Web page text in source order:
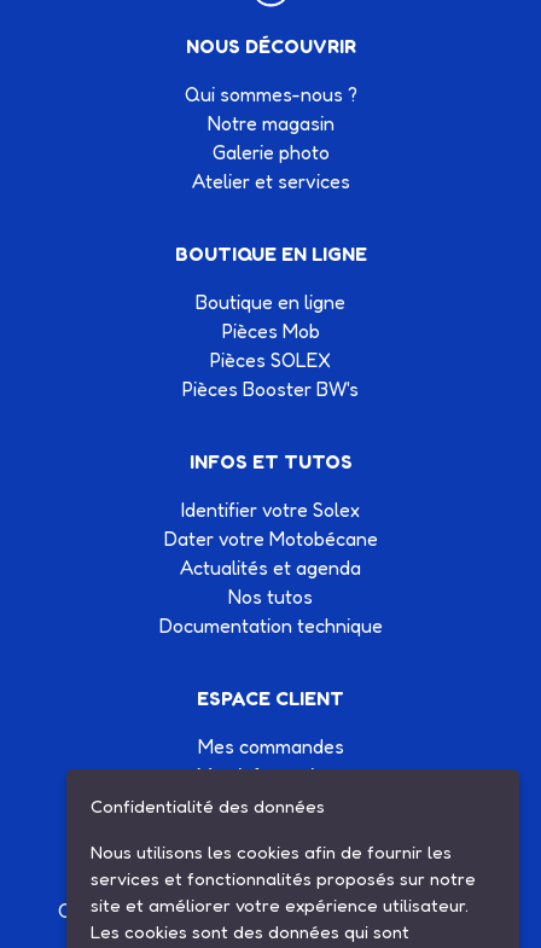
NOUS DÉCOUVRIR
Qui sommes-nous ?
Notre magasin
Galerie photo
Atelier et services
BOUTIQUE EN LIGNE
Boutique en ligne
Pièces Mob
Pièces SOLEX
Pièces Booster BW's
INFOS ET TUTOS
Identifier votre Solex
Dater votre Motobécane
Actualités et agenda
Nos tutos
Documentation technique
ESPACE CLIENT
Mes commandes
Mes informations
Mes listes d'achats
Contactez-nous
Création site Internet Factor’IT|Mentions légales
Confidentialité des données
Nous utilisons les cookies afin de fournir les
services et fonctionnalités proposés sur notre
site et améliorer votre expérience utilisateur.
Les cookies sont des données qui sont